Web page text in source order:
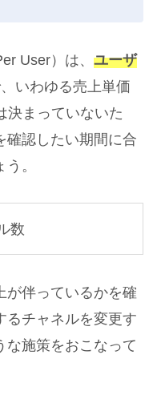
User）は、ユーザ
いわゆる売上単価
決まっていないた
確認したい期間に合
。
数
が伴っているかを確
るチャネルを変更す
な施策をおこなって